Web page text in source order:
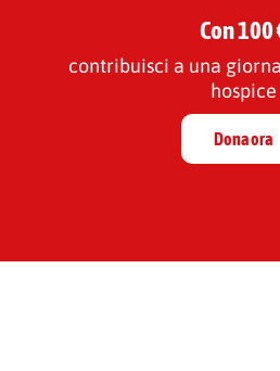
Con 100
contribuisci a una
hospice
Dona ora